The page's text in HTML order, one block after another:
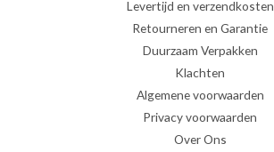
Levertijd en verzendkosten
Retourneren en Garantie
Duurzaam Verpakken
Klachten
Algemene voorwaarden
Privacy voorwaarden
Over Ons